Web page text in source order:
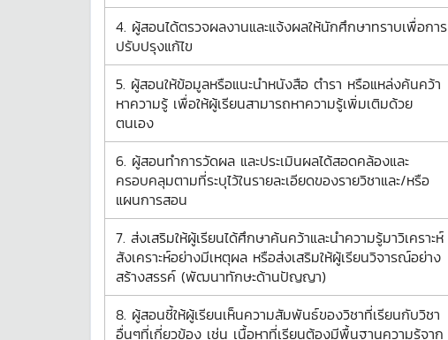
4. ผู้สอนได้ตรวจผลงานและแจ้งผลให้นักศึกษาทราบเพื่อการ
ปรับปรุงแก้ไข
5. ผู้สอนให้ข้อมูลหรือแนะนำหนังสือ ตำรา หรือแหล่งค้นคว้า
หาความรู้ เพื่อให้ผู้เรียนสามารถหาความรู้เพิ่มเติมด้วย
ตนเอง
6. ผู้สอนทำการวัดผล และประเมินผลได้สอดคล้องและ
ครอบคลุมตามที่ระบุไว้ในรายละเอียดของรายวิชาและ/หรือ
แผนการสอน
7. ส่งเสริมให้ผู้เรียนได้ศึกษาค้นคว้าและนำความรู้มาวิเคราะห์
สังเคราะห์อย่างมีเหตุผล หรือส่งเสริมให้ผู้เรียนวิจารณ์อย่าง
สร้างสรรค์ (พัฒนาทักษะด้านปัญญา)
8. ผู้สอนชี้ให้ผู้เรียนเห็นความสัมพันธ์ของวิชาที่เรียนกับวิชา
อื่นๆที่เกี่ยวข้อง เช่น เนื้อหาที่เรียนต้องมีพื้นฐานความรู้จาก